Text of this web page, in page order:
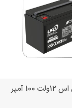
باتری یو پی اس 12ولت 100 آمپر